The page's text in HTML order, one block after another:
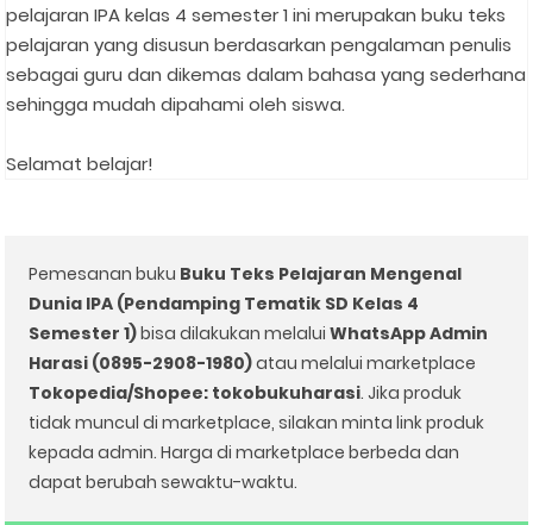
pelajaran IPA kelas 4 semester 1 ini merupakan buku teks
pelajaran yang disusun berdasarkan pengalaman penulis
sebagai guru dan dikemas dalam bahasa yang sederhana
sehingga mudah dipahami oleh siswa.⁣
Selamat belajar!⁣
Pemesanan buku Buku Teks Pelajaran Mengenal
Dunia IPA (Pendamping Tematik SD Kelas 4
Semester 1)⁣bisa dilakukan melaluiWhatsApp Admin
Harasi (0895-2908-1980)atau melalui marketplace
Tokopedia/Shopee: tokobukuharasi. Jika produk
tidak muncul di marketplace, silakan minta link produk
kepada admin. Harga di marketplace berbeda dan
dapat berubah sewaktu-waktu.